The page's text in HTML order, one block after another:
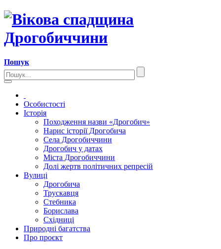
Пошук
Особистості
Історія
Походження назви «Дрогобич»
Нарис історії Дрогобича
Села Дрогобиччини
Дрогобич у датах
Міста Дрогобиччини
Долі жертв політичних репресій
Вулиці
Дрогобича
Трускавця
Стебника
Борислава
Східниці
Природні багатства
Про проєкт